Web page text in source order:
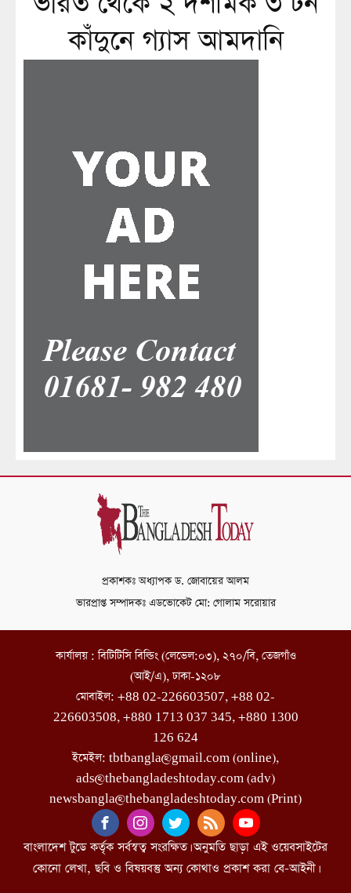
কাঁদুনে গ্যাস আমদানি
প্রকাশকঃ অধ্যাপক ড. জোবায়ের আলম
ভারপ্রাপ্ত সম্পাদকঃ এডভোকেট মো: গোলাম সরোয়ার
কার্যালয় : বিটিটিসি বিল্ডিং (লেভেল:০৩), ২৭০/বি, তেজগাঁও
(আই/এ), ঢাকা-১২০৮
মোবাইল: +88 02-226603507, +88 02-
226603508, +880 1713 037 345, +880 1300
126 624
ইমেইল: tbtbangla@gmail.com (online),
ads@thebangladeshtoday.com (adv)
newsbangla@thebangladeshtoday.com (Print)
বাংলাদেশ টুডে কর্তৃক সর্বস্বত্ব সংরক্ষিত। অনুমতি ছাড়া এই ওয়েবসাইটের
কোনো লেখা, ছবি ও বিষয়বস্তু অন্য কোথাও প্রকাশ করা বে-আইনী।